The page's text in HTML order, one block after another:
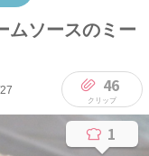
ムソースのミー
46
1